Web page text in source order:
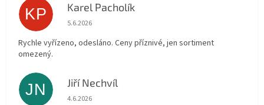
KP Karel Pacholík
Hodnocení obchodu je 4 z 5 hvězdiček.
5.6.2026
Rychle vyřízeno, odesláno. Ceny příznivé, jen sortiment
omezený.
JN Jiří Nechvíl
Hodnocení obchodu je 5 z 5 hvězdiček.
4.6.2026